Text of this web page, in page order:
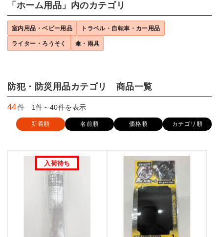
「ホーム用品」内のカテゴリ
室内用品・ベビー用品 トラベル・自転車・カー用品
ライター・ろうそく 傘・雨具
防犯・防災用品カテゴリ 商品一覧
44件 1件～40件を表示
新着順 名前順 価格順 カテゴリ順